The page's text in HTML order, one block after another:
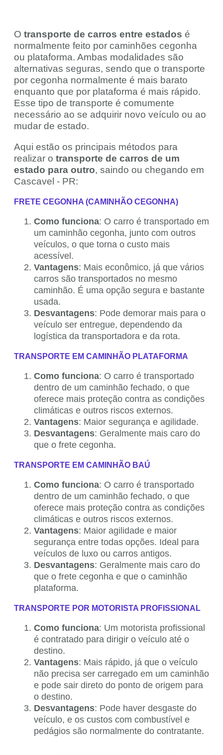
O transporte de carros entre estados é
normalmente feito por caminhões cegonha
ou plataforma. Ambas modalidades são
alternativas seguras, sendo que o transporte
por cegonha normalmente é mais barato
enquanto que por plataforma é mais rápido.
Esse tipo de transporte é comumente
necessário ao se adquirir novo veículo ou ao
mudar de estado.
Aqui estão os principais métodos para
realizar o transporte de carros de um
estado para outro, saindo ou chegando em
Cascavel - PR:
FRETE CEGONHA (CAMINHÃO CEGONHA)
Como funciona: O carro é transportado em
um caminhão cegonha, junto com outros
veículos, o que torna o custo mais
acessível.
Vantagens: Mais econômico, já que vários
carros são transportados no mesmo
caminhão. É uma opção segura e bastante
usada.
Desvantagens: Pode demorar mais para o
veículo ser entregue, dependendo da
logística da transportadora e da rota.
TRANSPORTE EM CAMINHÃO PLATAFORMA
Como funciona: O carro é transportado
dentro de um caminhão fechado, o que
oferece mais proteção contra as condições
climáticas e outros riscos externos.
Vantagens: Maior segurança e agilidade.
Desvantagens: Geralmente mais caro do
que o frete cegonha.
TRANSPORTE EM CAMINHÃO BAÚ
Como funciona: O carro é transportado
dentro de um caminhão fechado, o que
oferece mais proteção contra as condições
climáticas e outros riscos externos.
Vantagens: Maior agilidade e maior
segurança entre todas opções. Ideal para
veículos de luxo ou carros antigos.
Desvantagens: Geralmente mais caro do
que o frete cegonha e que o caminhão
plataforma.
TRANSPORTE POR MOTORISTA PROFISSIONAL
Como funciona: Um motorista profissional
é contratado para dirigir o veículo até o
destino.
Vantagens: Mais rápido, já que o veículo
não precisa ser carregado em um caminhão
e pode sair direto do ponto de origem para
o destino.
Desvantagens: Pode haver desgaste do
veículo, e os custos com combustível e
pedágios são normalmente do contratante.